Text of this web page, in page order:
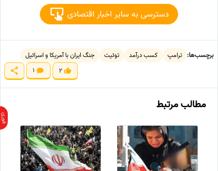
دسترسی به سایر اخبار اقتصادی
برچسب‌ها: ترامپ کسب درآمد توئیت
جنگ ایران با آمریکا و اسرائیل
2
1
مطالب مرتبط